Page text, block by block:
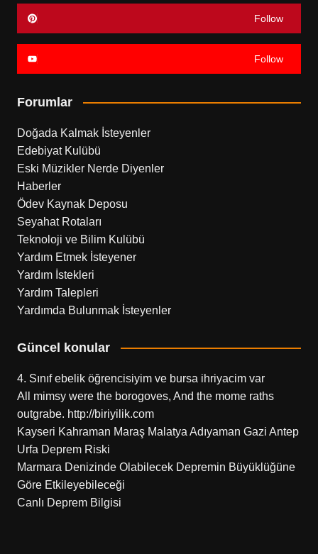
Follow
Follow
Forumlar
Doğada Kalmak İsteyenler
Edebiyat Kulübü
Eski Müzikler Nerde Diyenler
Haberler
Ödev Kaynak Deposu
Seyahat Rotaları
Teknoloji ve Bilim Kulübü
Yardım Etmek İsteyener
Yardım İstekleri
Yardım Talepleri
Yardımda Bulunmak İsteyenler
Güncel konular
4. Sınıf ebelik öğrencisiyim ve bursa ihriyacim var
All mimsy were the borogoves, And the mome raths
outgrabe. http://biriyilik.com
Kayseri Kahraman Maraş Malatya Adıyaman Gazi Antep
Urfa Deprem Riski
Marmara Denizinde Olabilecek Depremin Büyüklüğüne
Göre Etkileyebileceği
Canlı Deprem Bilgisi